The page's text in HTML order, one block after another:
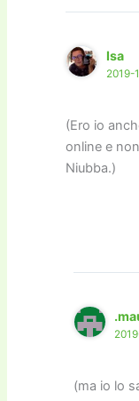
Isa
2019-
(Ero io
online e
Niubba.)
(ma io lo